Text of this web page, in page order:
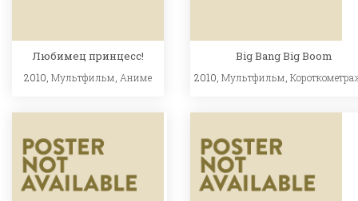
Любимец принцесс!
2010, Мультфильм Аниме
Big Bang Big Boom
2010,Мультфильм ,